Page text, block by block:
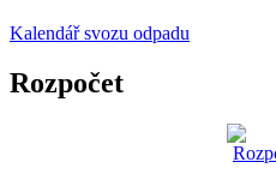
Kalendář svozu odpadu
Rozpočet